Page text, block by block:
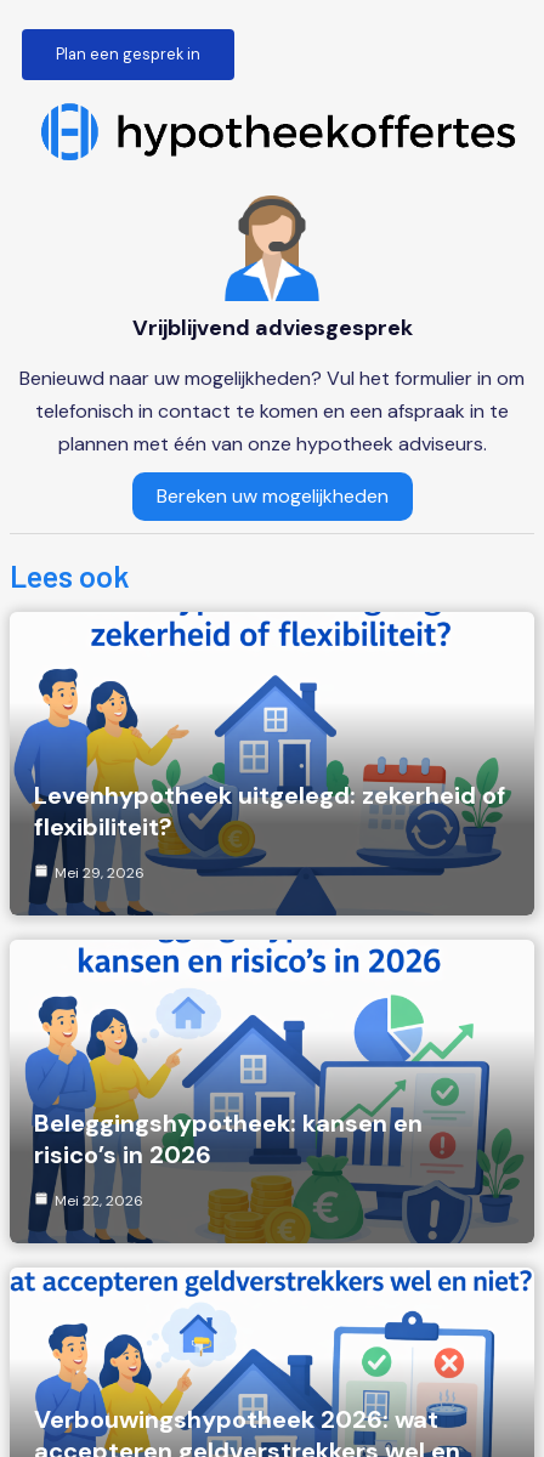
Plan een gesprek in
Vrijblijvend adviesgesprek
Benieuwd naar uw mogelijkheden? Vul het formulier in om
telefonisch in contact te komen en een afspraak in te
plannen met één van onze hypotheek adviseurs.
Bereken uw mogelijkheden
Lees ook
Levenhypotheek uitgelegd: zekerheid of
flexibiliteit?
Mei 29, 2026
Beleggingshypotheek: kansen en
risico’s in 2026
Mei 22, 2026
Verbouwingshypotheek 2026: wat